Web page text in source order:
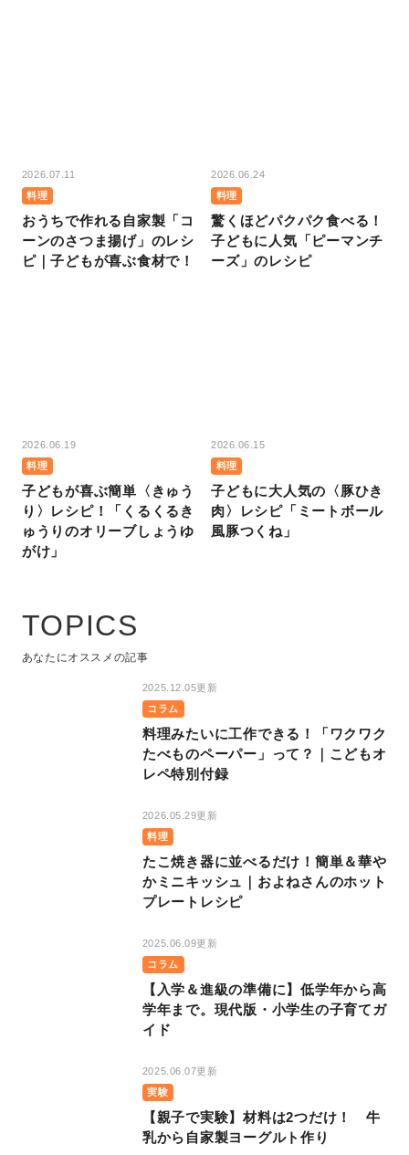
2026.07.11
料理
おうちで作れる自家製「コ
ーンのさつま揚げ」のレシ
ピ｜子どもが喜ぶ食材で！
2026.06.24
料理
驚くほどパクパク食べる！
子どもに人気「ピーマンチ
ーズ」のレシピ
2026.06.19
料理
子どもが喜ぶ簡単〈きゅう
り〉レシピ！「くるくるき
ゅうりのオリーブしょうゆ
がけ」
2026.06.15
料理
子どもに大人気の〈豚ひき
肉〉レシピ「ミートボール
風豚つくね」
TOPICS
あなたにオススメの記事
2025.12.05更新
コラム
料理みたいに工作できる！「ワクワク
たべものペーパー」って？｜こどもオ
レペ特別付録
2026.05.29更新
料理
たこ焼き器に並べるだけ！簡単＆華や
かミニキッシュ｜およねさんのホット
プレートレシピ
2025.06.09更新
コラム
【入学＆進級の準備に】低学年から高
学年まで。現代版・小学生の子育てガ
イド
2025.06.07更新
実験
【親子で実験】材料は2つだけ！ 牛
乳から自家製ヨーグルト作り